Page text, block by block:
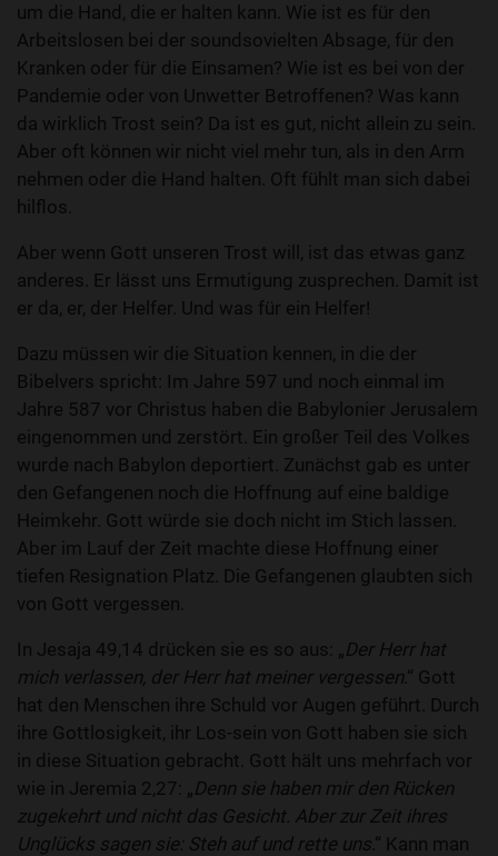
um die Hand, die er halten kann. Wie ist es für den
Arbeitslosen bei der soundsovielten Absage, für den
Kranken oder für die Einsamen? Wie ist es bei von der
Pandemie oder von Unwetter Betroffenen? Was kann
da wirklich Trost sein? Da ist es gut, nicht allein zu sein.
Aber oft können wir nicht viel mehr tun, als in den Arm
nehmen oder die Hand halten. Oft fühlt man sich dabei
hilflos.
Aber wenn Gott unseren Trost will, ist das etwas ganz
anderes. Er lässt uns Ermutigung zusprechen. Damit ist
er da, er, der Helfer. Und was für ein Helfer!
Dazu müssen wir die Situation kennen, in die der
Bibelvers spricht: Im Jahre 597 und noch einmal im
Jahre 587 vor Christus haben die Babylonier Jerusalem
eingenommen und zerstört. Ein großer Teil des Volkes
wurde nach Babylon deportiert. Zunächst gab es unter
den Gefangenen noch die Hoffnung auf eine baldige
Heimkehr. Gott würde sie doch nicht im Stich lassen.
Aber im Lauf der Zeit machte diese Hoffnung einer
tiefen Resignation Platz. Die Gefangenen glaubten sich
von Gott vergessen.
In Jesaja 49,14 drücken sie es so aus: „Der Herr hat
mich verlassen, der Herr hat meiner vergessen .“ Gott
hat den Menschen ihre Schuld vor Augen geführt. Durch
ihre Gottlosigkeit, ihr Los-sein von Gott haben sie sich
in diese Situation gebracht. Gott hält uns mehrfach vor
wie in Jeremia 2,27: „Denn sie haben mir den Rücken
zugekehrt und nicht das Gesicht. Aber zur Zeit ihres
Unglücks sagen sie: Steh auf und rette uns .“ Kann man